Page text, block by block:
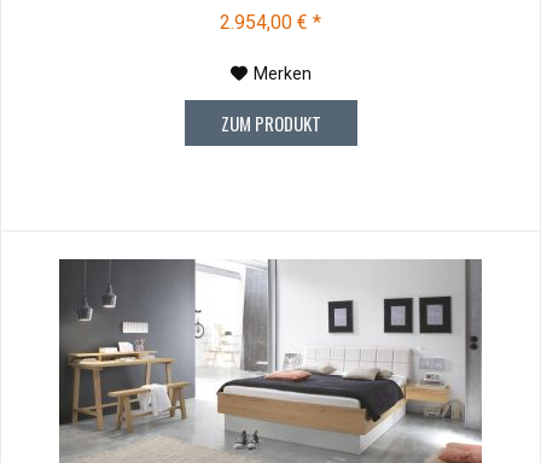
verleiht unserer Oak-Line eine starke und behagliche Aura. Dieses...
2.954,00 € *
Merken
ZUM PRODUKT